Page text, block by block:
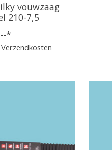
vouwzaag
210-7,5
*
Verzendkosten